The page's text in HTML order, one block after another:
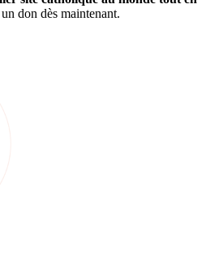
don dès maintenant.